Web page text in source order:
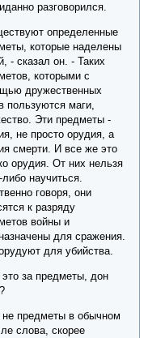
разговорился.
определенные
которые наделены
- сказал он. - Таких
которыми с
дружественных
пользуются маги,
Эти предметы -
не просто орудия, а
смерти. И все же это
орудия. От них нельзя
научиться.
говоря, они
к разряду
войны и
для сражения.
для убийства.
за предметы, дон
не предметы в обычном
слова, скорее